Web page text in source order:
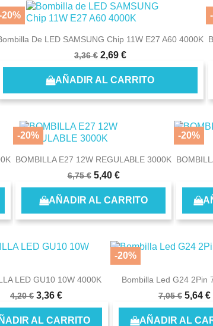
De LED SAMSUNG Chip 11W E27 A60 4000K
3,36 € 2,69 €
AÑADIR AL CARRITO
20%
BOMBILLA E27 12W REGULABLE 3000K
6,75 € 5,40 €
AÑADIR AL CARRITO
-20% -20%
LED GU10 10W 4000K
4,20 € 3,36 €
AL CARRITO
Bombilla Led G24 2Pin
7,05 € 5,64 €
AÑADIR AL
-20%